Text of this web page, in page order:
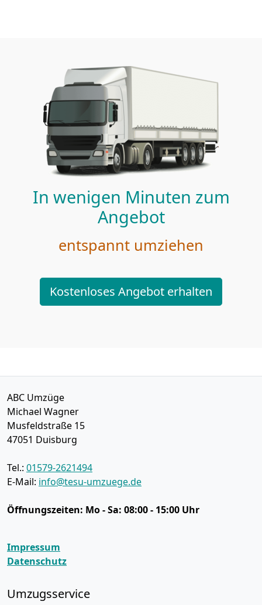
In wenigen Minuten zum
Angebot
entspannt umziehen
Kostenloses Angebot erhalten
ABC Umzüge
Michael Wagner
Musfeldstraße 15
47051 Duisburg
Tel.: 01579-2621494
E-Mail: info@tesu-umzuege.de
Öffnungszeiten: Mo - Sa: 08:00 - 15:00 Uhr
Impressum
Datenschutz
Umzugsservice